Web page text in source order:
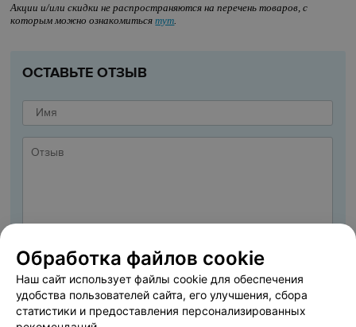
Акции и/или скидки не распространяются на перечень товаров, с
которым можно ознакомитьсятут
ОСТАВЬТЕ ОТЗЫВ
Обработка файлов cookie
Наш сайт использует файлы cookie для обеспечения
удобства пользователей сайта, его улучшения, сбора
статистики и предоставления персонализированных